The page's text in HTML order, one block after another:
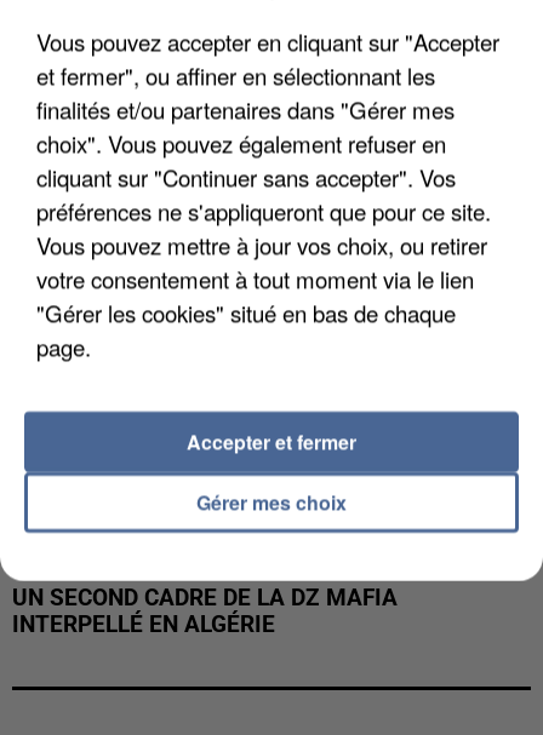
L’UN DES FONDATEURS SUPPOSÉS DE LA DZ
MAFIA INTERPELLÉ EN ALGÉRIE
UN SECOND CADRE DE LA DZ MAFIA
INTERPELLÉ EN ALGÉRIE
Vous pouvez accepter en cliquant sur "Accepter
et fermer", ou affiner en sélectionnant les
finalités et/ou partenaires dans "Gérer mes
choix". Vous pouvez également refuser en
cliquant sur "Continuer sans accepter". Vos
préférences ne s'appliqueront que pour ce site.
Vous pouvez mettre à jour vos choix, ou retirer
votre consentement à tout moment via le lien
"Gérer les cookies" situé en bas de chaque
page.
Gérer mes choix
Accepter et fermer